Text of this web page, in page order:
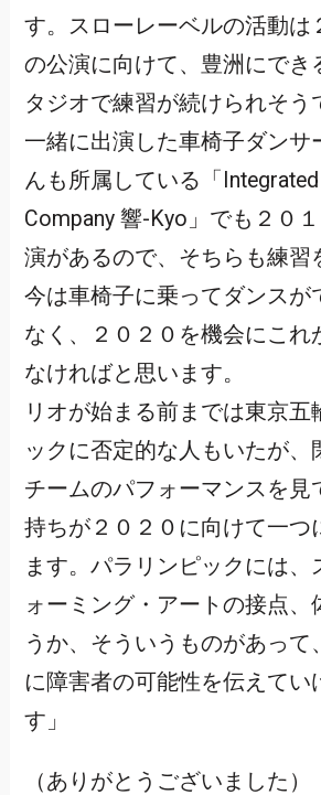
す。スローレーベルの活動は
の公演に向けて、豊洲にでき
タジオで練習が続けられそう
一緒に出演した車椅子ダンサ
んも所属している「Integrated
Company 響-Kyo」でも２０
演があるので、そちらも練習
今は車椅子に乗ってダンスが
なく、２０２０を機会にこれ
なければと思います。
リオが始まる前までは東京五
ックに否定的な人もいたが、
チームのパフォーマンスを見
持ちが２０２０に向けて一つ
ます。パラリンピックには、
ォーミング・アートの接点、
うか、そういうものがあって
に障害者の可能性を伝えてい
す」
（ありがとうございました）